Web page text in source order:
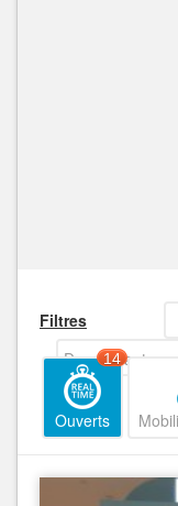
Filtres
Decroissant
Ouverts
14